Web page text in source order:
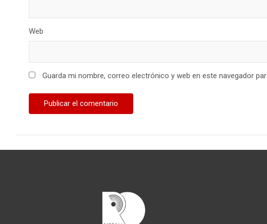
Web
Guarda mi nombre, correo electrónico y web en este navegador